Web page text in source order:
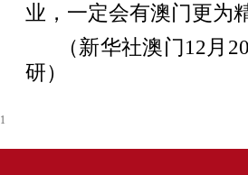
业，一定会有澳门更为
（新华社澳门12月
研）
1